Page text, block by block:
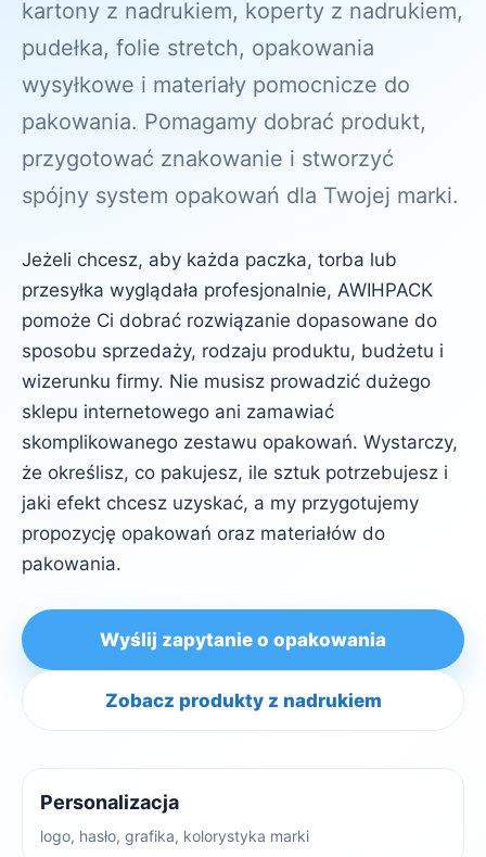
kartony z nadrukiem, koperty z nadrukiem,
pudełka, folie stretch, opakowania
wysyłkowe i materiały pomocnicze do
pakowania. Pomagamy dobrać produkt,
przygotować znakowanie i stworzyć
spójny system opakowań dla Twojej marki.
Jeżeli chcesz, aby każda paczka, torba lub
przesyłka wyglądała profesjonalnie, AWIHPACK
pomoże Ci dobrać rozwiązanie dopasowane do
sposobu sprzedaży, rodzaju produktu, budżetu i
wizerunku firmy. Nie musisz prowadzić dużego
sklepu internetowego ani zamawiać
skomplikowanego zestawu opakowań. Wystarczy,
że określisz, co pakujesz, ile sztuk potrzebujesz i
jaki efekt chcesz uzyskać, a my przygotujemy
propozycję opakowań oraz materiałów do
pakowania.
Wyślij zapytanie o opakowania
Zobacz produkty z nadrukiem
Personalizacja
logo, hasło, grafika, kolorystyka marki